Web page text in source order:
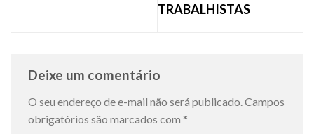
TRABALHISTAS
Deixe um comentário
O seu endereço de e-mail não será publicado.Campos
obrigatórios são marcados com *